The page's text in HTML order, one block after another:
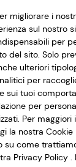
BOLOGNA
Imprese
migliorare i
sul nostro
per
del sito. Solo
ulteriori
per
sui tuoi
per
Per maggiori
la nostra Cookie
su come
Privacy Policy